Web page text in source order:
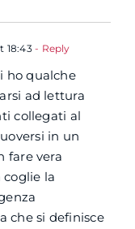
18:43- Reply
ho qualche
ad lettura
collegati al
in un
fare vera
la
che si definisce